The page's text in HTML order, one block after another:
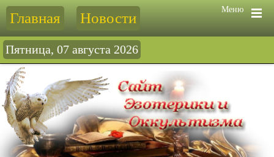
Меню
Главная Новости
Пятница, 07 августа 2026